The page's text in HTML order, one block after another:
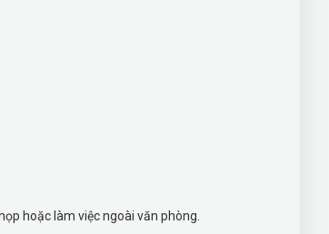
hoặc làm việc ngoài văn phòng.